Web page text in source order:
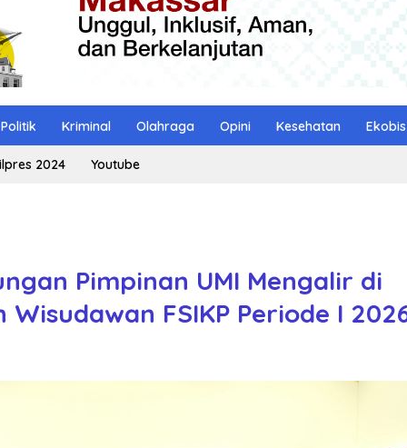
Politik Kriminal Olahraga Opini Kesehatan Ekobis
2024 Youtube
Pimpinan UMI Mengalir di
Wisudawan FSIKP Periode I